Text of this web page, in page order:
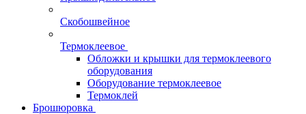
Скобошвейное
Термоклеевое
Обложки и крышки для термоклеевого
оборудования
Оборудование термоклеевое
Термоклей
Брошюровка